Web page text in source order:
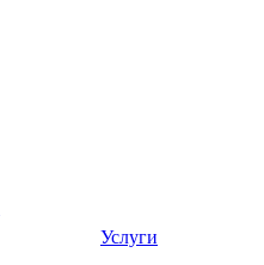
Услуги